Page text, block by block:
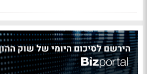
הירשם לסיכום היומי של שוק